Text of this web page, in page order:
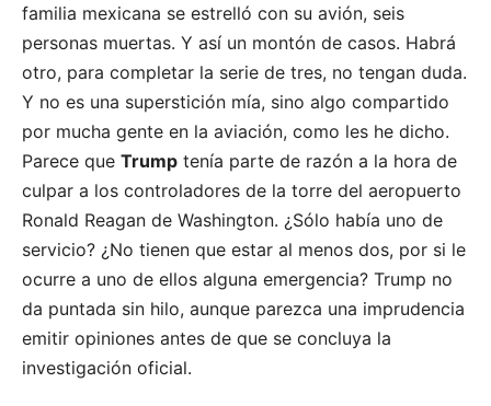
familia mexicana se estrelló con su avión, seis
personas muertas. Y así un montón de casos. Habrá
otro, para completar la serie de tres, no tengan duda.
Y no es una superstición mía, sino algo compartido
por mucha gente en la aviación, como les he dicho.
Parece que Trump tenía parte de razón a la hora de
culpar a los controladores de la torre del aeropuerto
Ronald Reagan de Washington. ¿Sólo había uno de
servicio? ¿No tienen que estar al menos dos, por si le
ocurre a uno de ellos alguna emergencia? Trump no
da puntada sin hilo, aunque parezca una imprudencia
emitir opiniones antes de que se concluya la
investigación oficial.